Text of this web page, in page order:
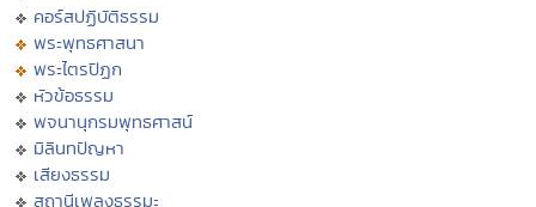
คอร์สปฏิบัติธรรม
พระพุทธศาสนา
พระไตรปิฏก
หัวข้อธรรม
พจนานุกรมพุทธศาสน์
มิลินทปัญหา
เสียงธรรม
สถานีเพลงธรรมะ